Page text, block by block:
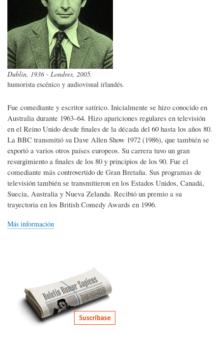
Dublin, 1936 - Londres, 2005.
humorista escénico y audiovisual irlandés.
Fue comediante y escritor satírico. Inicialmente se hizo conocido en
Australia durante 1963–64. Hizo apariciones regulares en televisión
en el Reino Unido desde finales de la década del 60 hasta los años 80.
La BBC transmitió su Dave Allen Show 1972 (1986), que también se
exportó a varios otros países europeos. Su carrera tuvo un gran
resurgimiento a finales de los 80 y principios de los 90. Fue el
comediante más controvertido de Gran Bretaña. Sus programas de
televisión también se transmitieron en los Estados Unidos, Canadá,
Suecia, Australia y Nueva Zelanda. Recibió un premio a su
trayectoria en los British Comedy Awards en 1996.
Más información